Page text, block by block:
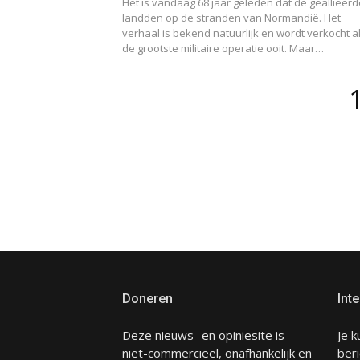
landden op de stranden van Normandië. Het
verhaal is bekend natuurlijk en wordt verkocht
de grootste militaire operatie ooit. Maar…
1
Doneren
Deze nieuws- en opiniesite is
niet-commercieel, onafhankelijk en
Je